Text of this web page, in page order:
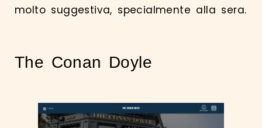
molto suggestiva, specialmente alla sera.
The Conan Doyle